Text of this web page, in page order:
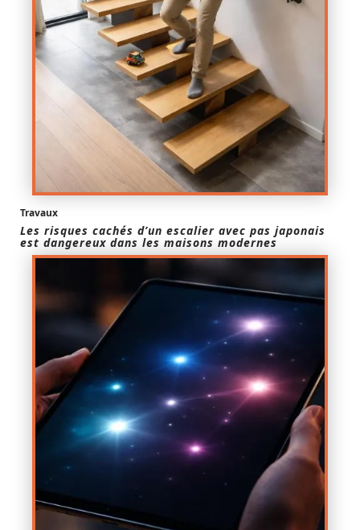
Travaux
Les risques cachés d’un escalier avec pas japonais
est dangereux dans les maisons modernes